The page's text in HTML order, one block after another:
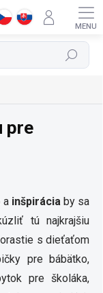
Hľadať
pre
a inšpirácia by sa
tú najkrajšiu
s dieťaťom
pre bábätko,
pre školáka,